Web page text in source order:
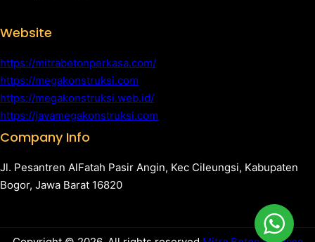
Website
https://mitrabetonperkasa.com/
https://megakonstruksi.com
https://megakonstruksi.web.id/
https://javamegakonstruksi.com
Company Info
Jl. Pesantren AlFatah Pasir Angin, Kec Cileungsi, Kabupaten
Bogor, Jawa Barat 16820